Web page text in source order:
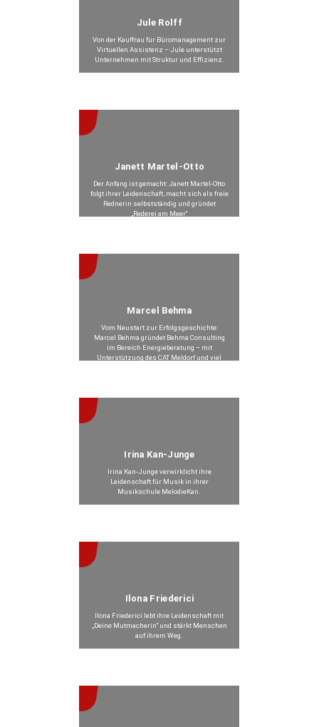
Jule Rolff
Von der Kauffrau für Büromanagement zur
Virtuellen Assistenz – Jule unterstützt
Unternehmen mit Struktur und Effizienz.
Janett Martel-Otto
Der Anfang ist gemacht: Janett Martel-Otto
folgt ihrer Leidenschaft, macht sich als freie
Rednerin selbstständig und gründet
„Rederei am Meer“
Marcel Behma
Vom Neustart zur Erfolgsgeschichte:
Marcel Behma gründet Behma Consulting
im Bereich Energieberatung – mit
Unterstützung des CAT Meldorf und viel
Beitrag anzeigen >
Irina Kan-Junge
Irina Kan-Junge verwirklicht ihre
Leidenschaft für Musik in ihrer
Musikschule MelodieKan.
Ilona Friederici
Ilona Friederici lebt ihre Leidenschaft mit
„Deine Mutmacherin“ und stärkt Menschen
auf ihrem Weg.